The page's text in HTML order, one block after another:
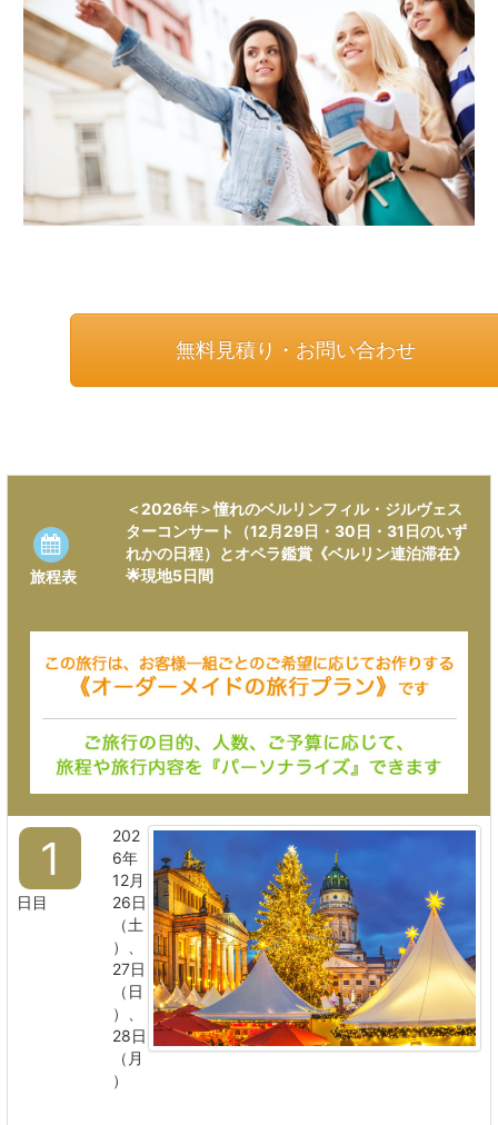
無料見積り・お問い合わせ
旅程表
＜2026年＞憧れのベルリンフィル・ジルヴェス
ターコンサート（12月29日・30日・31日のいず
れかの日程）とオペラ鑑賞《ベルリン連泊滞在》
🌟現地5日間
1
日目
202
6年
12月
26日
（土
）、
27日
（日
）、
28日
（月
）